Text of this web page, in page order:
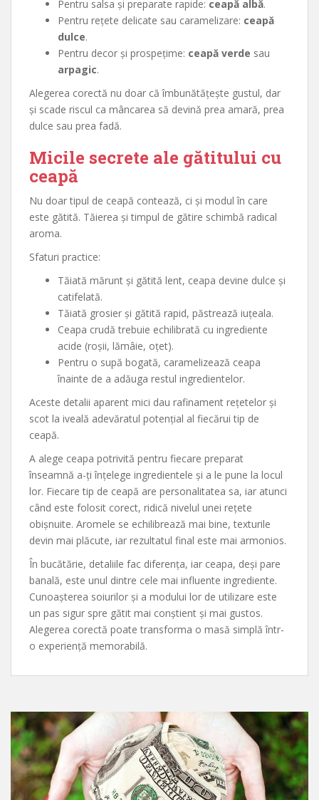
Pentru salsa și preparate rapide: ceapă albă.
Pentru rețete delicate sau caramelizare: ceapă
dulce.
Pentru decor și prospețime: ceapă verde sau
arpagic.
Alegerea corectă nu doar că îmbunătățește gustul, dar
și scade riscul ca mâncarea să devină prea amară, prea
dulce sau prea fadă.
Micile secrete ale gătitului cu
ceapă
Nu doar tipul de ceapă contează, ci și modul în care
este gătită. Tăierea și timpul de gătire schimbă radical
aroma.
Sfaturi practice:
Tăiată mărunt și gătită lent, ceapa devine dulce și
catifelată.
Tăiată grosier și gătită rapid, păstrează iuțeala.
Ceapa crudă trebuie echilibrată cu ingrediente
acide (roșii, lămâie, oțet).
Pentru o supă bogată, caramelizează ceapa
înainte de a adăuga restul ingredientelor.
Aceste detalii aparent mici dau rafinament rețetelor și
scot la iveală adevăratul potențial al fiecărui tip de
ceapă.
A alege ceapa potrivită pentru fiecare preparat
înseamnă a-ți înțelege ingredientele și a le pune la locul
lor. Fiecare tip de ceapă are personalitatea sa, iar atunci
când este folosit corect, ridică nivelul unei rețete
obișnuite. Aromele se echilibrează mai bine, texturile
devin mai plăcute, iar rezultatul final este mai armonios.
În bucătărie, detaliile fac diferența, iar ceapa, deși pare
banală, este unul dintre cele mai influente ingrediente.
Cunoașterea soiurilor și a modului lor de utilizare este
un pas sigur spre gătit mai conștient și mai gustos.
Alegerea corectă poate transforma o masă simplă într-
o experiență memorabilă.